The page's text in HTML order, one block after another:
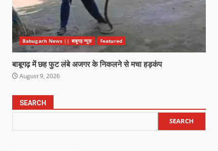
Babugarh News || बाबूगढ़ न्यूज़ Featured
बाबूगढ़ में छह फुट लंबे अजगर के निकलने से मचा हड़कंप
August 9, 2026
SEARCH
SEARCH